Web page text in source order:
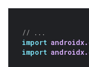
// ...
import
import